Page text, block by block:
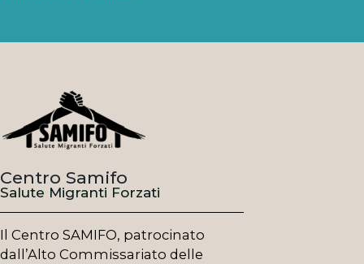
Centro Samifo
Salute Migranti Forzati
Il Centro SAMIFO, patrocinato
dall’Alto Commissariato delle